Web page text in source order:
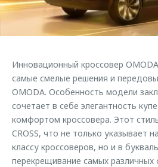
Страхование
Кредитный калькулятор
Одежда и сувениры
Оригинальные аксессуары
Запчасти
Трейд-ин
Калькулятор трейд-ин
Клиентская поддержка
O&J Автоклуб
Одежда и сувениры
Оригинальные аксессуары
Запчасти
Обратная связь
Инновационный кроссовер
самые смелые решения и
OMODA. Особенность модели
сочетает в себе элегантность
комфортом кроссовера. Этот
CROSS, что не только указывает
классу кроссоверов, но и в
перекрещивание самых различных